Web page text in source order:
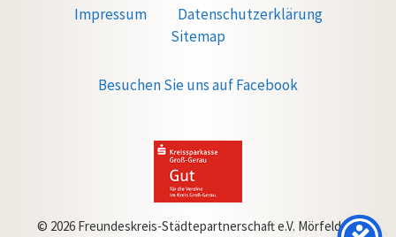
Impressum
Datenschutzerklärung
Sitemap
Besuchen Sie uns auf Facebook
© 2026 Freundeskreis-Städtepartnerschaft e.V. Mörfelden-